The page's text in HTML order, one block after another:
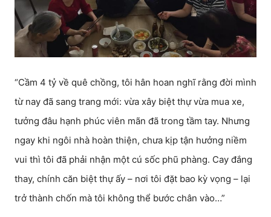
“Cầm 4 tỷ về quê chồng, tôi hân hoan nghĩ rằng đời mình
từ nay đã sang trang mới: vừa xây biệt thự vừa mua xe,
tưởng đâu hạnh phúc viên mãn đã trong tầm tay. Nhưng
ngay khi ngôi nhà hoàn thiện, chưa kịp tận hưởng niềm
vui thì tôi đã phải nhận một cú sốc phũ phàng. Cay đắng
thay, chính căn biệt thự ấy – nơi tôi đặt bao kỳ vọng – lại
trở thành chốn mà tôi không thể bước chân vào…”